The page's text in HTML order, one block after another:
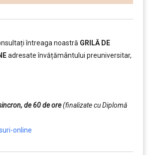
întreaga noastră GRILĂ DE
adresate învățământului preuniversitar,
de 60 de ore(finalizate cu Diplomă
online